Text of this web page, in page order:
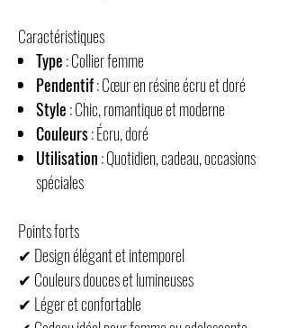
Caractéristiques
Type: Collier femme
Pendentif: Cœur en résine écru et doré
Style: Chic, romantique et moderne
Couleurs: Écru, doré
Utilisation: Quotidien, cadeau, occasions
spéciales
Points forts
✔ Design élégant et intemporel
✔ Couleurs douces et lumineuses
✔ Léger et confortable